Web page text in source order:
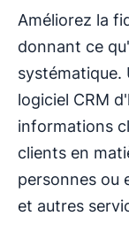
Améliorez la
donnant ce
systématique.
logiciel CRM
informations
clients en
personnes ou
et autres